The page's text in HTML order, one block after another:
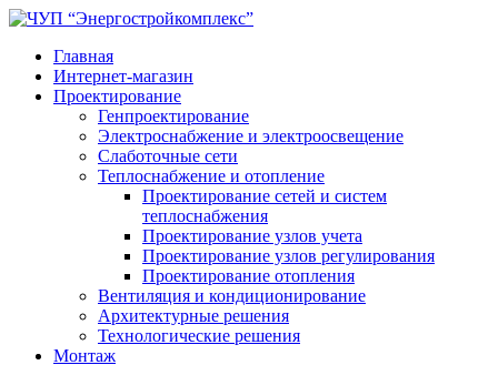
Главная
Интернет-магазин
Проектирование
Генпроектирование
Электроснабжение и электроосвещение
Слаботочные сети
Теплоснабжение и отопление
Проектирование сетей и систем
теплоснабжения
Проектирование узлов учета
Проектирование узлов регулирования
Проектирование отопления
Вентиляция и кондиционирование
Архитектурные решения
Технологические решения
Монтаж